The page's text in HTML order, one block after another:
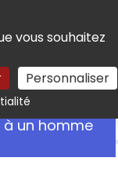
vous souhaitez
Personnaliser
Rechercher
à un homme